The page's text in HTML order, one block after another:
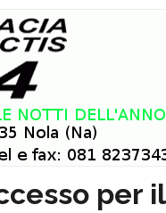
per il